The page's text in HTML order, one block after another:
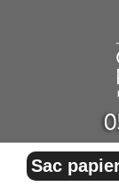
Sac